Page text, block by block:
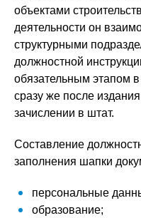
объектами
деятельности он
структурными
должностной
обязательным этапом в
сразу же после
зачислении в штат.
Составление
заполнения шапки
персональные
образование;